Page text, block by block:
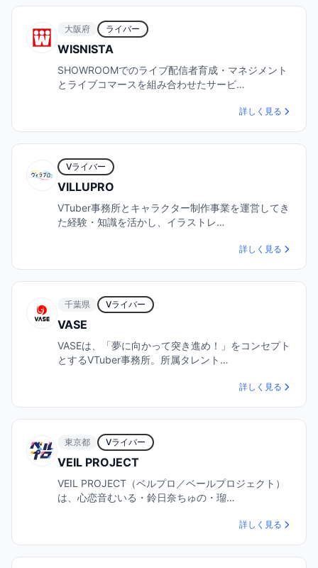
大阪府 ライバー
WISNISTA
SHOWROOMでのライブ配信者育成・マネジメント
とライブコマースを組み合わせたサービ…
詳しく見る
Vライバー
VILLUPRO
VTuber事務所とキャラクター制作事業を運営してき
た経験・知識を活かし、イラストレ…
詳しく見る
千葉県 Vライバー
VASE
VASEは、「夢に向かって突き進め！」をコンセプト
とするVTuber事務所。所属タレント…
詳しく見る
東京都 Vライバー
VEIL PROJECT
VEIL PROJECT（ベルプロ／ベールプロジェクト）
は、心恋音むいる・鈴日奈ちゅの・瑠…
詳しく見る